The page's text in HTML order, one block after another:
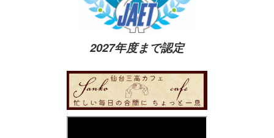
2027年度まで認定